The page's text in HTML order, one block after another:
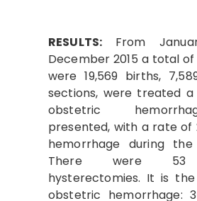
RESULTS: From
December 2015 a total of
were 19,569 births,
sections, were treated
obstetric
presented, with a rate of
hemorrhage during
There were 53
hysterectomies. It is
obstetric hemorrhage: